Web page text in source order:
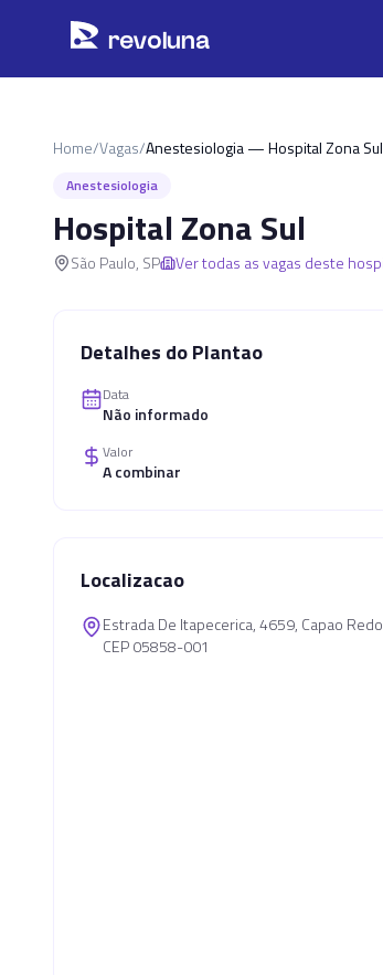
revoluna
Home/Vagas/Anestesiologia — Hospital Zona Sul
Anestesiologia
Hospital Zona Sul
São Paulo, SP Ver todas as vagas deste
Detalhes do Plantao
Data
Não informado
Valor
A combinar
Localizacao
Estrada De Itapecerica, 4659, Capao
CEP 05858-001